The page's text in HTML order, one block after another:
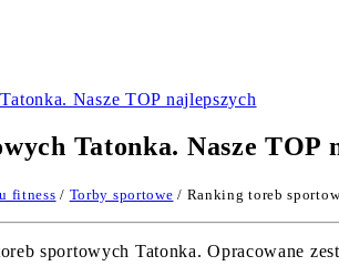
Nasze TOP najlepszych
Tatonka. Nasze TOP
fitness / Torby sportowe / Ranking toreb
sportowych Tatonka. Opracowane